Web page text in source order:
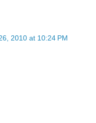
2010 at 10:24 PM